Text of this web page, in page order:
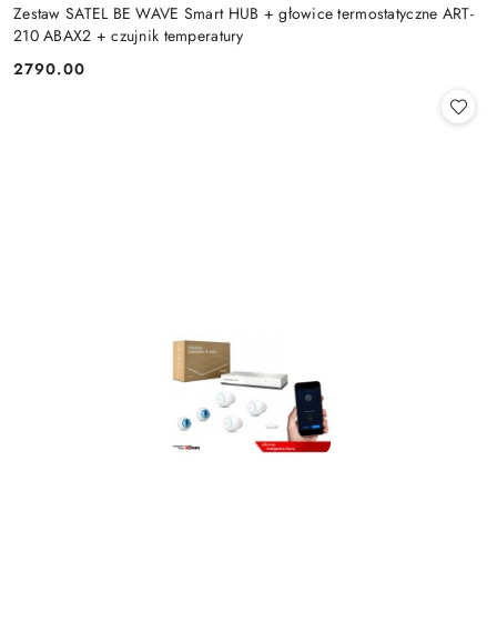
Zestaw SATEL BE WAVE Smart HUB + głowice termostatyczne ART-
210 ABAX2 + czujnik temperatury
Cena:
2790.00